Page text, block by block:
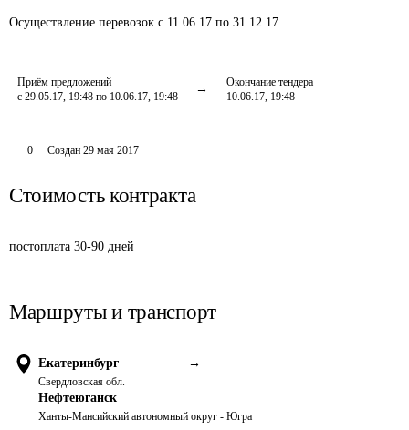
Осуществление перевозок с 11.06.17 по 31.12.17
Приём предложений
с 29.05.17, 19:48 по 10.06.17, 19:48
Окончание тендера
10.06.17, 19:48
0 Создан 29 мая 2017
Стоимость контракта
постоплата 30-90 дней
Маршруты и транспорт
Екатеринбург →
Свердловская обл.
Нефтеюганск
Ханты-Мансийский автономный округ - Югра